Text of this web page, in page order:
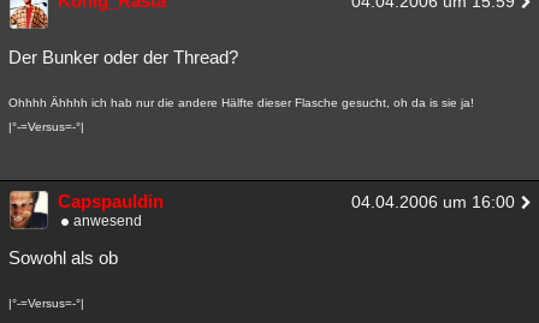
Der Bunker oder der Thread?
Ohhhh Ähhhh ich hab nur die andere Hälfte dieser Flasche gesucht, oh da is sie ja!
|°-=Versus=-°|
Capspauldin 04.04.2006 um 16:00
anwesend
Sowohl als ob
|°-=Versus=-°|